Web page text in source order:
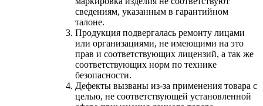
сведениям, указанным в гарантийном
талоне.
Продукция подвергалась ремонту лицами
или организациями, не имеющими на это
прав и соответствующих лицензий, а так же
соответствующих норм по технике
безопасности.
Дефекты вызваны из-за применения товара с
целью, не соответствующей установленной